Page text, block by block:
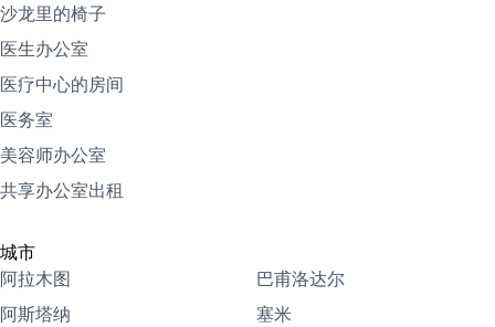
沙龙里的椅子
医生办公室
医疗中心的房间
医务室
美容师办公室
共享办公室出租
城市
阿拉木图
阿斯塔纳
巴甫洛达尔
塞米